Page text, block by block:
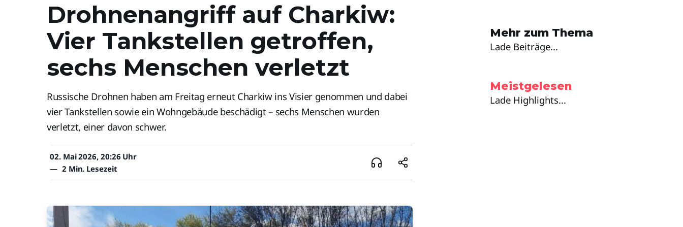
Mehr zum Thema
Lade Beiträge...
Meistgelesen
Lade Highlights...
Drohnenangriff auf Charkiw:
Vier Tankstellen getroffen,
sechs Menschen verletzt
Russische Drohnen haben am Freitag erneut Charkiw ins Visier genommen und dabei
vier Tankstellen sowie ein Wohngebäude beschädigt – sechs Menschen wurden
verletzt, einer davon schwer.
02. Mai 2026, 20:26 Uhr
— 2 Min. Lesezeit